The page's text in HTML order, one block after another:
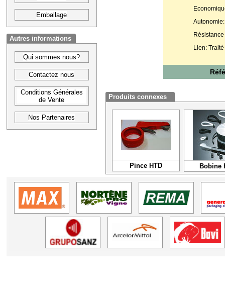
Emballage
Autres informations
Qui sommes nous?
Contactez nous
Conditions Générales
de Vente
Nos Partenaires
Lien:
Produits connexes
Pince HTD Bobine